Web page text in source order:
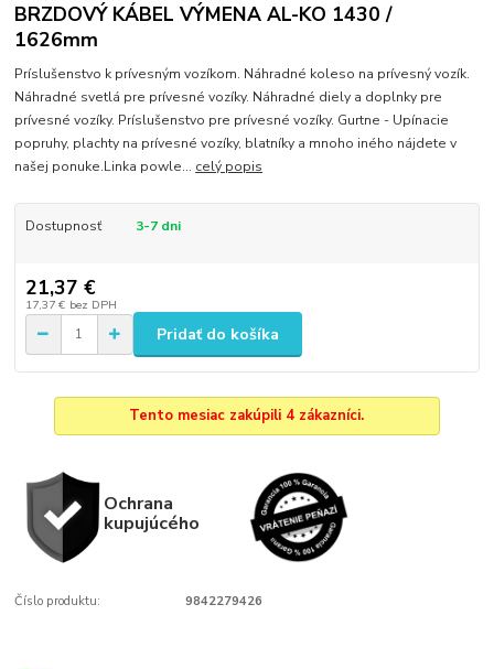
BRZDOVÝ KÁBEL VÝMENA AL-KO 1430 /
1626mm
Príslušenstvo k prívesným vozíkom. Náhradné koleso na prívesný vozík.
Náhradné svetlá pre prívesné vozíky. Náhradné diely a doplnky pre
prívesné vozíky. Príslušenstvo pre prívesné vozíky. Gurtne - Upínacie
popruhy, plachty na prívesné vozíky, blatníky a mnoho iného nájdete v
našej ponuke.Linka powle... celý popis
Dostupnosť 3-7 dni
21,37 €
17,37 € bez DPH
Pridať do košíka
Tento mesiac zakúpili 4 zákazníci.
Ochrana
kupujúcého
Číslo produktu: 9842279426